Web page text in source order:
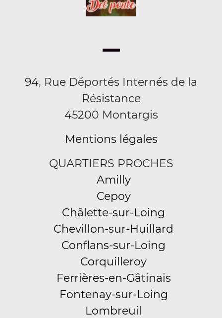
94, Rue Déportés Internés de la
Résistance
45200 Montargis
Mentions légales
QUARTIERS PROCHES
Amilly
Cepoy
Châlette-sur-Loing
Chevillon-sur-Huillard
Conflans-sur-Loing
Corquilleroy
Ferrières-en-Gâtinais
Fontenay-sur-Loing
Lombreuil